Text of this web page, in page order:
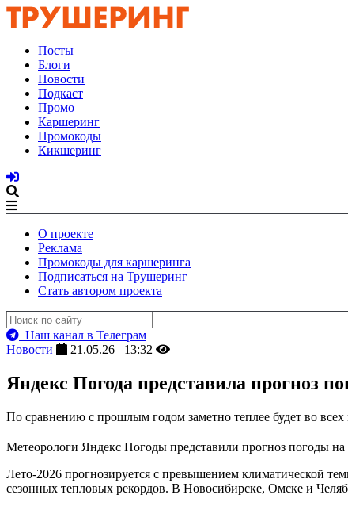
Посты
Блоги
Новости
Подкаст
Промо
Каршеринг
Промокоды
Кикшеринг
О проекте
Реклама
Промокоды для каршеринга
Подписаться на Трушеринг
Стать автором проекта
Наш канал в Телеграм
Новости
21.05.26 13:32 —
Яндекс Погода представила прогноз
По сравнению с прошлым годом заметно теплее будет во всех
Метеорологи Яндекс Погоды представили прогноз погоды
Лето-2026 прогнозируется с превышением климатической
сезонных тепловых рекордов. В Новосибирске, Омске и